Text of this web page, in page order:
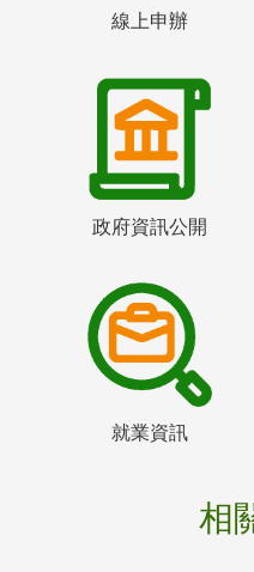
線上申辦
政府資訊公開
就業資訊
相